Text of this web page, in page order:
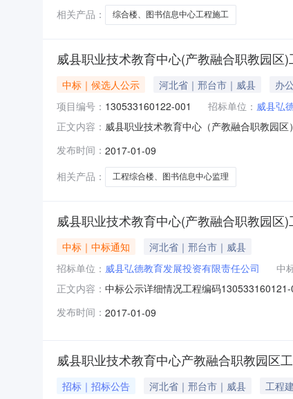
竣工日
相关产品：
综合楼、图书信息中心工程施工
威县职业技术教育中心(产教融合职教园区
中标｜候选人公示 河北省｜邢台市｜威县
办
项目编号： 130533160122-001 招标单位： 威县弘
正文内容： 威县职业技术教育中心（产教融合职教园
机构：河北方舟工程项目管理有限公司河
威县工程名称威县职业技术教育中心（产
工日期201
发布时间： 2017-01-09
相关产品：
工程综合楼、图书信息中心监理
威县职业技术教育中心(产教融合职教园区
中标｜中标通知
河北省｜邢台市｜威县
招标单位： 威县弘德教育发展投资有限责任公司 中
正文内容： 中标公示详细情况工程编码
代理有限公司第1中标候选人河北省第四建
发布时间： 2017-01-09
威县职业技术教育中心产教融合职教园区
招标｜招标公告 河北省｜邢台市｜威县
工程